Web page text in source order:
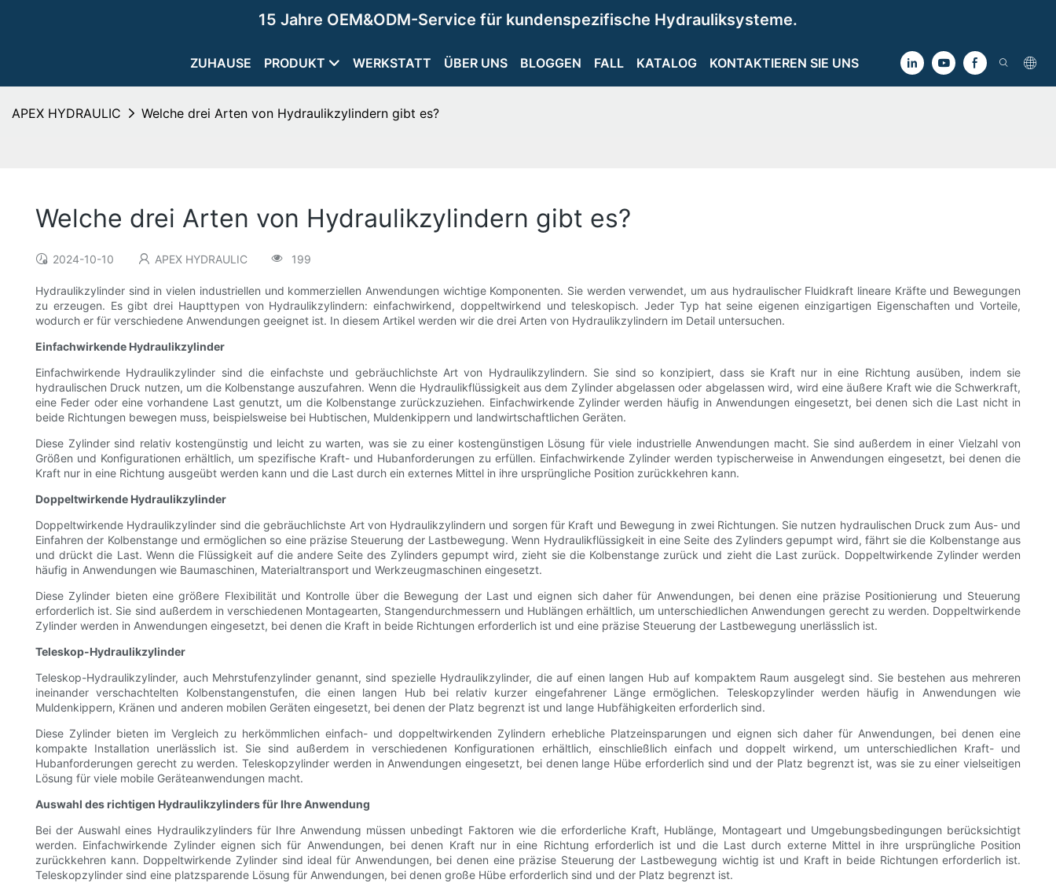
15 Jahre OEM&ODM-Service für kundenspezifische Hydrauliksysteme.
ZUHAUSE PRODUKT WERKSTATT ÜBER UNS BLOGGEN FALL KATALOG KONTAKTIEREN SIE UNS
APEX HYDRAULIC Welche drei Arten von Hydraulikzylindern gibt es?
Welche drei Arten von Hydraulikzylindern gibt es?
2024-10-10 APEX HYDRAULIC 199
Hydraulikzylinder sind in vielen industriellen und kommerziellen Anwendungen wichtige Komponenten. Sie werden verwendet, um aus hydraulischer Fluidkraft lineare Kräfte und Bewegungen
zu erzeugen. Es gibt drei Haupttypen von Hydraulikzylindern: einfachwirkend, doppeltwirkend und teleskopisch. Jeder Typ hat seine eigenen einzigartigen Eigenschaften und Vorteile,
wodurch er für verschiedene Anwendungen geeignet ist. In diesem Artikel werden wir die drei Arten von Hydraulikzylindern im Detail untersuchen.
Einfachwirkende Hydraulikzylinder
Einfachwirkende Hydraulikzylinder sind die einfachste und gebräuchlichste Art von Hydraulikzylindern. Sie sind so konzipiert, dass sie Kraft nur in eine Richtung ausüben, indem sie
hydraulischen Druck nutzen, um die Kolbenstange auszufahren. Wenn die Hydraulikflüssigkeit aus dem Zylinder abgelassen oder abgelassen wird, wird eine äußere Kraft wie die Schwerkraft,
eine Feder oder eine vorhandene Last genutzt, um die Kolbenstange zurückzuziehen. Einfachwirkende Zylinder werden häufig in Anwendungen eingesetzt, bei denen sich die Last nicht in
beide Richtungen bewegen muss, beispielsweise bei Hubtischen, Muldenkippern und landwirtschaftlichen Geräten.
Diese Zylinder sind relativ kostengünstig und leicht zu warten, was sie zu einer kostengünstigen Lösung für viele industrielle Anwendungen macht. Sie sind außerdem in einer Vielzahl von
Größen und Konfigurationen erhältlich, um spezifische Kraft- und Hubanforderungen zu erfüllen. Einfachwirkende Zylinder werden typischerweise in Anwendungen eingesetzt, bei denen die
Kraft nur in eine Richtung ausgeübt werden kann und die Last durch ein externes Mittel in ihre ursprüngliche Position zurückkehren kann.
Doppeltwirkende Hydraulikzylinder
Doppeltwirkende Hydraulikzylinder sind die gebräuchlichste Art von Hydraulikzylindern und sorgen für Kraft und Bewegung in zwei Richtungen. Sie nutzen hydraulischen Druck zum Aus- und
Einfahren der Kolbenstange und ermöglichen so eine präzise Steuerung der Lastbewegung. Wenn Hydraulikflüssigkeit in eine Seite des Zylinders gepumpt wird, fährt sie die Kolbenstange aus
und drückt die Last. Wenn die Flüssigkeit auf die andere Seite des Zylinders gepumpt wird, zieht sie die Kolbenstange zurück und zieht die Last zurück. Doppeltwirkende Zylinder werden
häufig in Anwendungen wie Baumaschinen, Materialtransport und Werkzeugmaschinen eingesetzt.
Diese Zylinder bieten eine größere Flexibilität und Kontrolle über die Bewegung der Last und eignen sich daher für Anwendungen, bei denen eine präzise Positionierung und Steuerung
erforderlich ist. Sie sind außerdem in verschiedenen Montagearten, Stangendurchmessern und Hublängen erhältlich, um unterschiedlichen Anwendungen gerecht zu werden. Doppeltwirkende
Zylinder werden in Anwendungen eingesetzt, bei denen die Kraft in beide Richtungen erforderlich ist und eine präzise Steuerung der Lastbewegung unerlässlich ist.
Teleskop-Hydraulikzylinder
Teleskop-Hydraulikzylinder, auch Mehrstufenzylinder genannt, sind spezielle Hydraulikzylinder, die auf einen langen Hub auf kompaktem Raum ausgelegt sind. Sie bestehen aus mehreren
ineinander verschachtelten Kolbenstangenstufen, die einen langen Hub bei relativ kurzer eingefahrener Länge ermöglichen. Teleskopzylinder werden häufig in Anwendungen wie
Muldenkippern, Kränen und anderen mobilen Geräten eingesetzt, bei denen der Platz begrenzt ist und lange Hubfähigkeiten erforderlich sind.
Diese Zylinder bieten im Vergleich zu herkömmlichen einfach- und doppeltwirkenden Zylindern erhebliche Platzeinsparungen und eignen sich daher für Anwendungen, bei denen eine
kompakte Installation unerlässlich ist. Sie sind außerdem in verschiedenen Konfigurationen erhältlich, einschließlich einfach und doppelt wirkend, um unterschiedlichen Kraft- und
Hubanforderungen gerecht zu werden. Teleskopzylinder werden in Anwendungen eingesetzt, bei denen lange Hübe erforderlich sind und der Platz begrenzt ist, was sie zu einer vielseitigen
Lösung für viele mobile Geräteanwendungen macht.
Auswahl des richtigen Hydraulikzylinders für Ihre Anwendung
Bei der Auswahl eines Hydraulikzylinders für Ihre Anwendung müssen unbedingt Faktoren wie die erforderliche Kraft, Hublänge, Montageart und Umgebungsbedingungen berücksichtigt
werden. Einfachwirkende Zylinder eignen sich für Anwendungen, bei denen Kraft nur in eine Richtung erforderlich ist und die Last durch externe Mittel in ihre ursprüngliche Position
zurückkehren kann. Doppeltwirkende Zylinder sind ideal für Anwendungen, bei denen eine präzise Steuerung der Lastbewegung wichtig ist und Kraft in beide Richtungen erforderlich ist.
Teleskopzylinder sind eine platzsparende Lösung für Anwendungen, bei denen große Hübe erforderlich sind und der Platz begrenzt ist.